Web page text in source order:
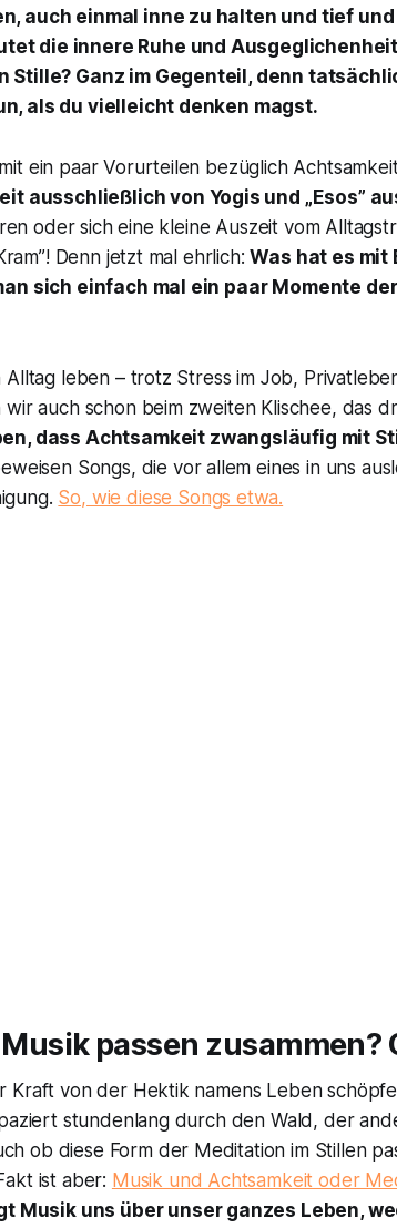
auch einmal inne zu halten und tief
die innere Ruhe und
Stille? Ganz im Gegenteil, denn
als du vielleicht denken magst.
ein paar Vorurteilen bezüglich
ausschließlich von Yogis und „Esos”
oder sich eine kleine Auszeit vom
Denn jetzt mal ehrlich:Was hat es mit
sich einfach mal ein paar Momente
Alltag leben – trotz Stress im Job,
auch schon beim zweiten Klischee, das
dass Achtsamkeit zwangsläufig mit
Songs, die vor allem eines in uns
So, wie diese Songs etwa.
passen zusammen?
Kraft von der Hektik namens Leben
stundenlang durch den Wald, der
ob diese Form der Meditation im Stillen
ist aber: Musik und Achtsamkeit oder
Musik uns über unser ganzes Leben,